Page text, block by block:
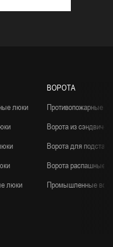
люки
люки
ВОРОТА
Противопожарные
Ворота из сэндвич-
Ворота для
Ворота распашные
Промышленные